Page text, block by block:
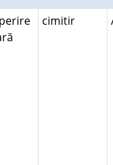
cimitir